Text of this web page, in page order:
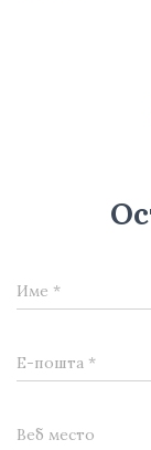
Име *
Е-пошта *
Веб место